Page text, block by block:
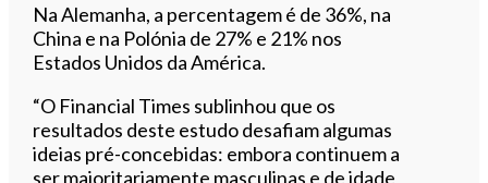
Na Alemanha, a percentagem é de 36%, na
China e na Polónia de 27% e 21% nos
Estados Unidos da América.
“O Financial Times sublinhou que os
resultados deste estudo desafiam algumas
ideias pré-concebidas: embora continuem a
ser maioritariamente masculinas e de idade